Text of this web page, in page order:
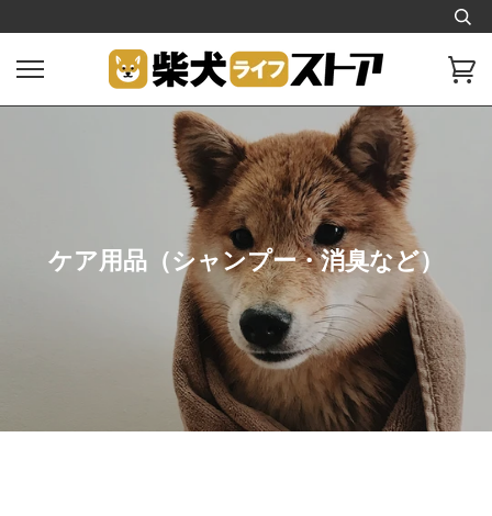
キ
し
カ
ケア用品（シャンプー・消臭など）